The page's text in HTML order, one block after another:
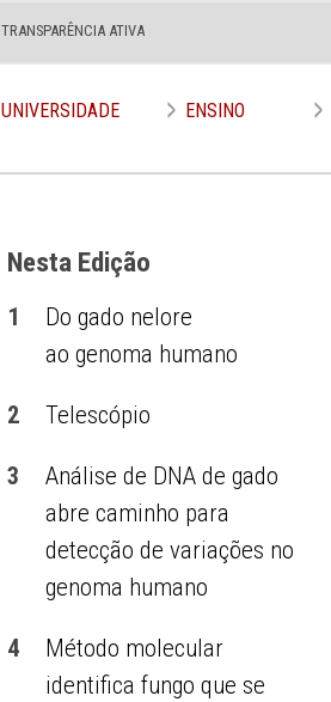
TRANSPARÊNCIA ATIVA
UNIVERSIDADE ENSINO
Nesta Edição
1
Do gado nelore
ao genoma humano
2 Telescópio
3
Análise de DNA de gado
abre caminho para
detecção de variações no
genoma humano
4
Método molecular
identifica fungo que se